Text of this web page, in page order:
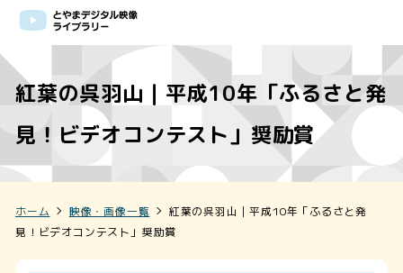
紅葉の呉羽山｜平成10年「ふるさと発
見！ビデオコンテスト」奨励賞
ホーム 映像・画像一覧
紅葉の呉羽山｜平成10年「ふるさと発
見！ビデオコンテスト」奨励賞